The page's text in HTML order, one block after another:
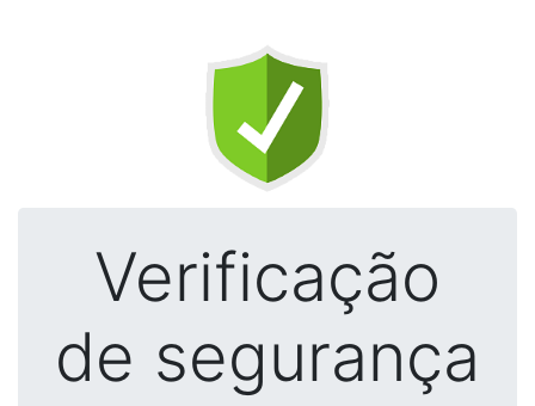
Verificação
de segurança